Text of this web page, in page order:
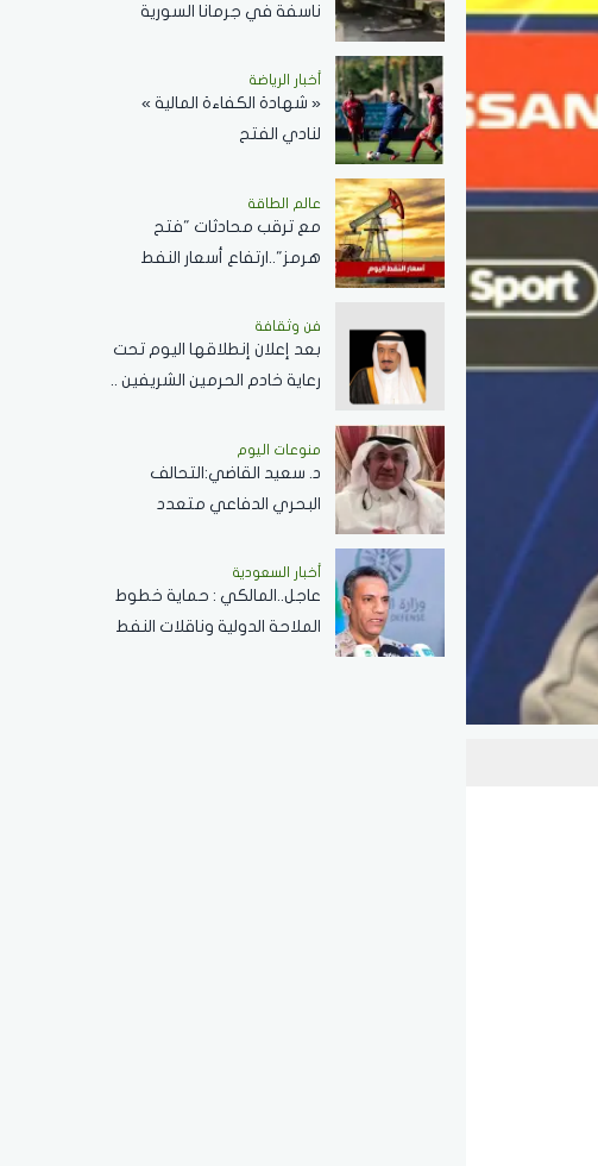
ناسفة في جرمانا السورية
أخبار الرياضة
« شهادة الكفاءة المالية »
لنادي الفتح
عالم الطاقة
مع ترقب محادثات "فتح
هرمز"..ارتفاع أسعار النفط
دولارًا للبرميل
فن وثقافة
بعد إعلان إنطلاقها اليوم تحت
رعاية خادم الحرمين الشريفين ..
مسابقة الملك عبدالعزيز
الدولية لحفظ القرآن الكريم
منوعات اليوم
د. سعيد القاضي:التحالف
البحري الدفاعي متعدد
وسلام في المضائق المائية
أخبار السعودية
عاجل..المالكي : حماية خطوط
الملاحة الدولية وناقلات النفط